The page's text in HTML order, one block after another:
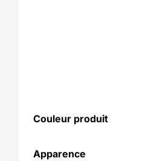
Couleur produit
Apparence